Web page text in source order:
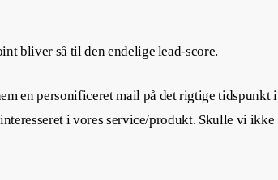
bliver så til den endelige lead-score.
en personificeret mail på det rigtige tidspunkt i
i vores service/produkt. Skulle vi ikke